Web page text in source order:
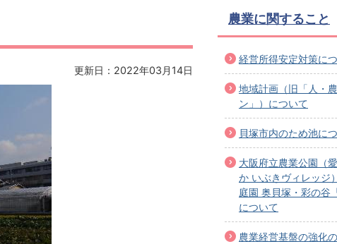
更新日：2022年03月14日
農業に関すること
経営所得安定対策に
地域計画（旧「人・
ン」）について
貝塚市内のため池に
大阪府立農業公園（
か いぶきヴィレッジ
庭園 奥貝塚・彩の谷
について
農業経営基盤の強化